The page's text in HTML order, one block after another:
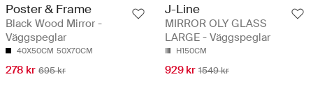
Poster & Frame
Black Wood Mirror -
Väggspeglar
40X50CM 50X70CM
278 kr 695 kr
J-Line
MIRROR OLY GLASS
LARGE - Väggspeglar
H150CM
929 kr 1549 kr